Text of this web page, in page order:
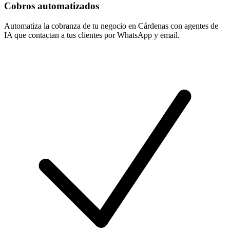
Cobros automatizados
Automatiza la cobranza de tu negocio en Cárdenas con agentes de
IA que contactan a tus clientes por WhatsApp y email.